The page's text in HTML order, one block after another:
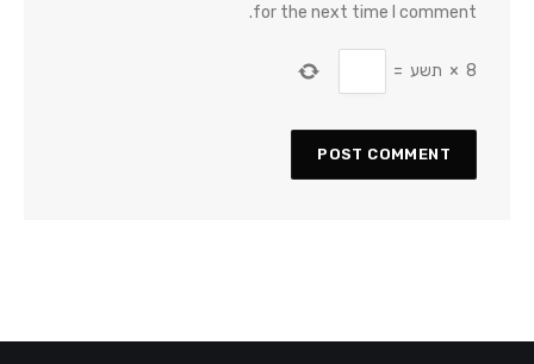
for the next time I comment.
8
× תשע =